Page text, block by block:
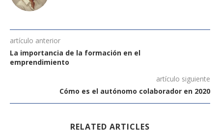
artículo anterior
La importancia de la formación en el
emprendimiento
artículo siguiente
Cómo es el autónomo colaborador en 2020
RELATED ARTICLES